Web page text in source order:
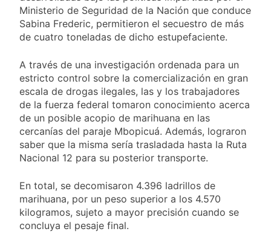
enfrentamientos
contra Pity Alvarez
22 Horas Atrás
67 barrios full LED en
Florencio Varela
23 Horas Atrás
despide del AMBA:
cuándo dejará de
llover y llega una ola
de frío con mínimas
cercanas a 1°C
23 Horas Atrás
Kicillof marchó
contra la Ley de
Propiedad Privada de
Milei
24 Horas Atrás
Renunció el
subsecretario de
Seguridad de
Ocampo, tras la
difusión de chats
privados
1 Día Atrás
confirmó que tuvo un
«brote psicótico» por
consumo con
1 Día Atrás
La Libertad Avanza
Ministerio de Seguridad de la Nación que conduce
Sabina Frederic, permitieron el secuestro de más
de cuatro toneladas de dicho estupefaciente.
A través de una investigación ordenada para un
estricto control sobre la comercialización en gran
escala de drogas ilegales, las y los trabajadores
de la fuerza federal tomaron conocimiento acerca
de un posible acopio de marihuana en las
cercanías del paraje Mbopicuá. Además, lograron
saber que la misma sería trasladada hasta la Ruta
Nacional 12 para su posterior transporte.
En total, se decomisaron 4.396 ladrillos de
marihuana, por un peso superior a los 4.570
kilogramos, sujeto a mayor precisión cuando se
concluya el pesaje final.